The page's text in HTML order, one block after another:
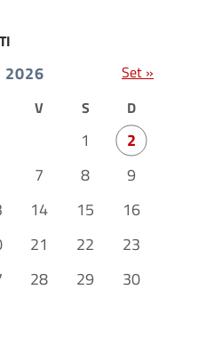
V S D
1
2
7 8
9
14 15
16
21 22
23
28 29
30
Set »